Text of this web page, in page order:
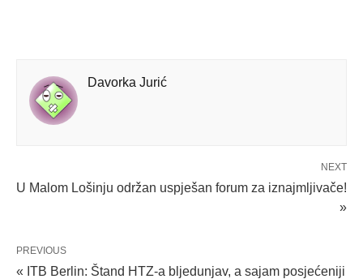
Davorka Jurić
NEXT
U Malom Lošinju održan uspješan forum za iznajmljivače!
»
PREVIOUS
« ITB Berlin: Štand HTZ-a bljedunjav, a sajam posjećeniji